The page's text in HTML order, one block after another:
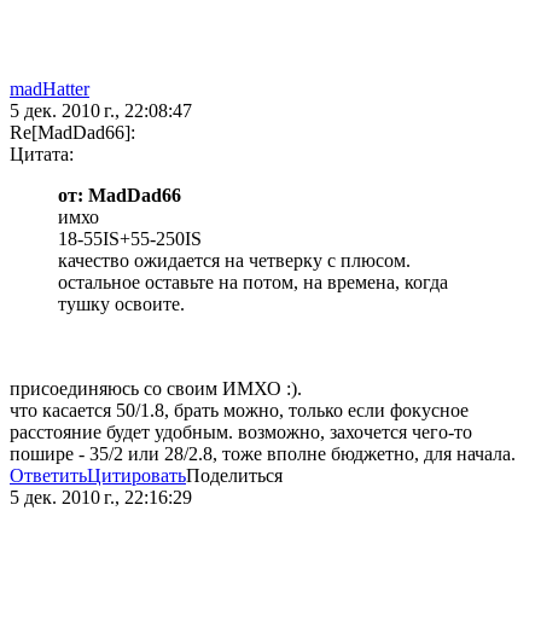
madHatter
5 дек. 2010 г., 22:08:47
Re[MadDad66]:
Цитата:
от: MadDad66
имхо
18-55IS+55-250IS
качество ожидается на четверку с плюсом.
остальное оставьте на потом, на времена, когда
тушку освоите.
присоединяюсь со своим ИМХО :).
что касается 50/1.8, брать можно, только если фокусное
расстояние будет удобным. возможно, захочется чего-то
пошире - 35/2 или 28/2.8, тоже вполне бюджетно, для начала.
ОтветитьЦитироватьПоделиться
5 дек. 2010 г., 22:16:29